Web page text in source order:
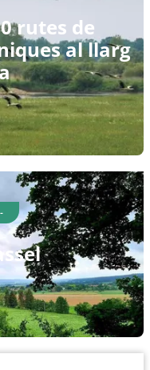
rutes de
al llarg